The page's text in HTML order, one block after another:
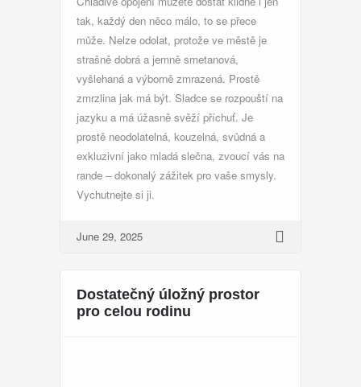
tak, každý den něco málo, to se přece
může. Nelze odolat, protože ve městě je
strašně dobrá a jemně smetanová,
vyšlehaná a výborně zmrazená. Prostě
zmrzlina jak má být. Sladce se rozpouští na
jazyku a má úžasně svěží příchuť. Je
prostě neodolatelná, kouzelná, svůdná a
exkluzivní jako mladá slečna, zvoucí vás na
rande – dokonalý zážitek pro vaše smysly.
Vychutnejte si ji.
June 29, 2025
Dostatečný úložný prostor
pro celou rodinu